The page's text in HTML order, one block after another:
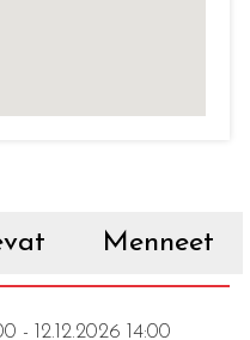
Menneet
- 12.12.2026 14:00